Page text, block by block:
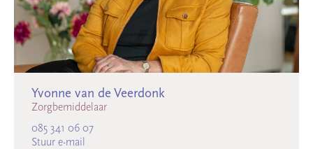
Yvonne van de Veerdonk
Zorgbemiddelaar
085 341 06 07
Stuur e-mail